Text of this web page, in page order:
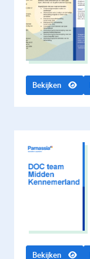
Bekijken
Bekijken